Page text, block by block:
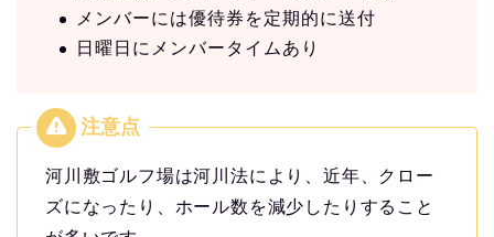
メンバーには優待券を定期的に送付
日曜日にメンバータイムあり
河川敷ゴルフ場は河川法により、近年、クロー
ズになったり、ホール数を減少したりすること